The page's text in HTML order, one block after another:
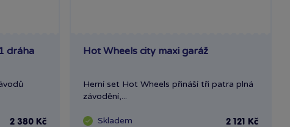
dráha
2 380 Kč
Hot Wheels city maxi garáž
Herní set Hot Wheels přináší tři patra plná
závodění,...
Skladem
2 121 Kč